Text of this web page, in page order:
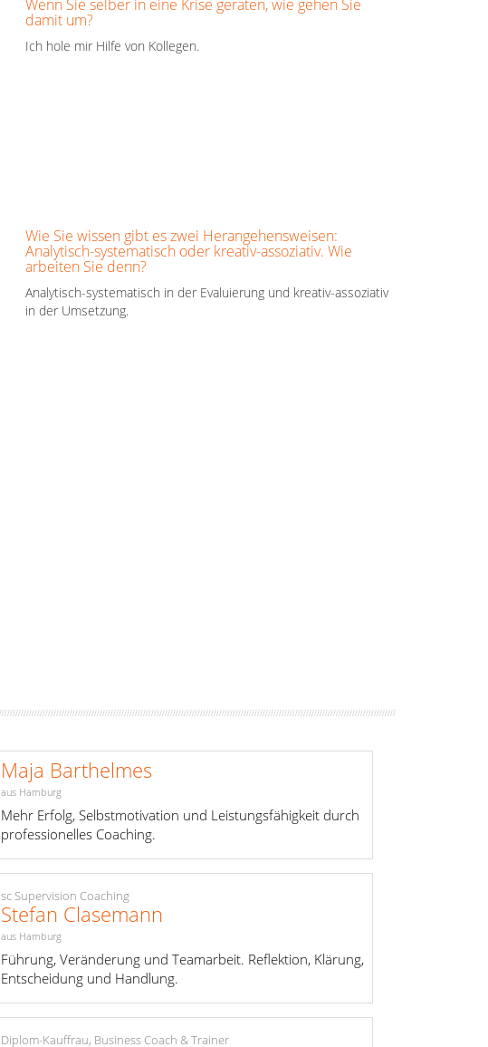
Wenn Sie selber in eine Krise geraten, wie gehen Sie
damit um?
Ich hole mir Hilfe von Kollegen.
Wie Sie wissen gibt es zwei Herangehensweisen:
Analytisch-systematisch oder kreativ-assoziativ. Wie
arbeiten Sie denn?
Analytisch-systematisch in der Evaluierung und kreativ-assoziativ
in der Umsetzung.
Maja Barthelmes
aus Hamburg
Mehr Erfolg, Selbstmotivation und Leistungsfähigkeit durch
professionelles Coaching.
sc Supervision Coaching
Stefan Clasemann
aus Hamburg
Führung, Veränderung und Teamarbeit. Reflektion, Klärung,
Entscheidung und Handlung.
Diplom-Kauffrau, Business Coach & Trainer